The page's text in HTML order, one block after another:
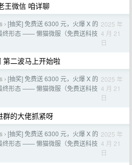
王微信 咱详聊
› [抽奖] 免费送 6300 元，火爆 X 的
终形态 —— 懒猫微服（免费送科技
2025 年
4 月 21
日
第二波马上开始啦
› [抽奖] 免费送 6300 元，火爆 X 的
终形态 —— 懒猫微服（免费送科技
2025 年
4 月 21
日
群的大佬抓紧呀
› [抽奖] 免费送 6300 元，火爆 X 的
终形态 —— 懒猫微服（免费送科技
2025 年
4 月 21
日